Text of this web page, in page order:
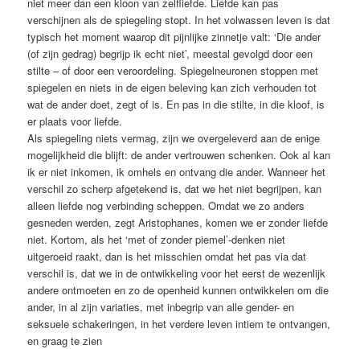
verschijnen als de spiegeling stopt. In het ­volwassen leven is dat
typisch het moment waarop dit pijnlijke zinnetje valt: ‘Die ander
(of zijn gedrag) begrijp ik echt niet’, meestal gevolgd door een
stilte – of door een veroordeling. Spiegelneuronen stoppen met
spiegelen en niets in de eigen beleving kan zich verhouden tot
wat de ander doet, zegt of is. En pas in die stilte, in die kloof, is
er plaats voor liefde.
Als spiegeling niets vermag, zijn we overgeleverd aan de enige
mogelijkheid die blijft: de ander vertrouwen ­schenken. Ook al kan
ik er niet inkomen, ik omhels en ontvang die ander. Wanneer het
verschil zo scherp afgetekend is, dat we het niet begrijpen, kan
alleen liefde nog verbinding scheppen. Omdat we zo anders
gesneden werden, zegt Aristophanes, komen we er zonder liefde
niet. Kortom, als het ‘met of zonder piemel’-denken niet
uitgeroeid raakt, dan is het misschien omdat het pas via dat
verschil is, dat we in de ontwikkeling voor het eerst de wezenlijk
andere ontmoeten en zo de openheid kunnen ontwikkelen om die
ander, in al zijn variaties, met inbegrip van alle gender- en
seksuele schakeringen, in het verdere leven intiem te ontvangen,
en graag te zien